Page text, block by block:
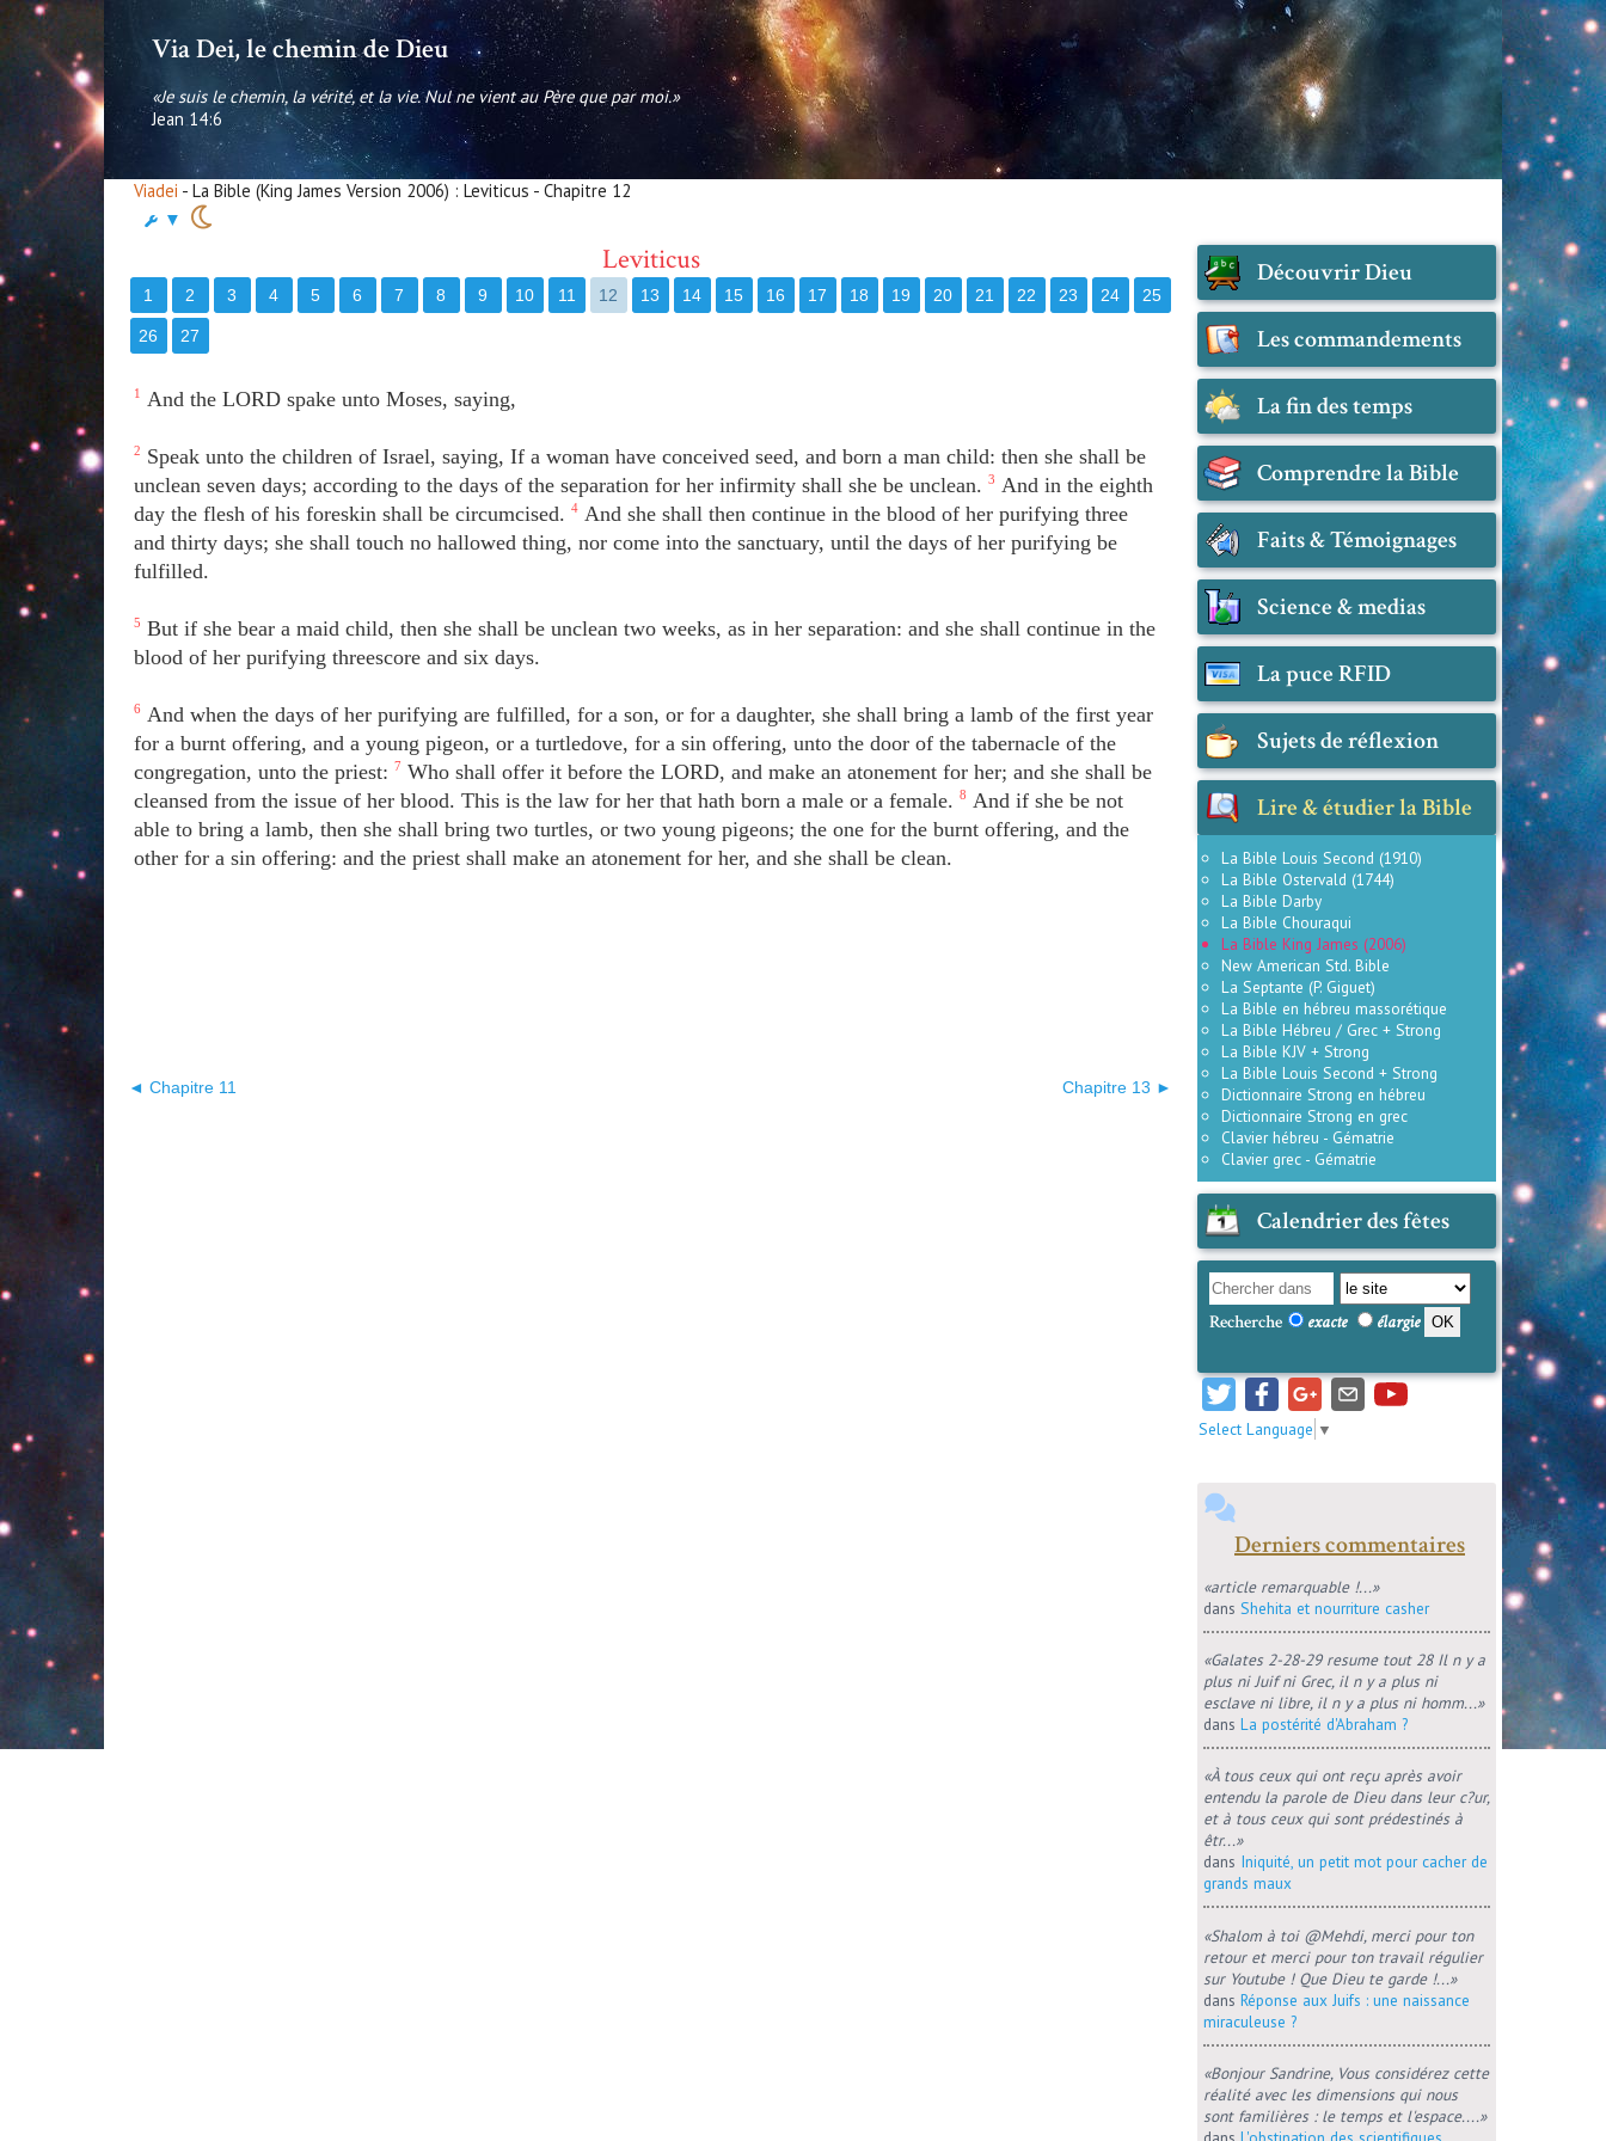
Via Dei, le chemin de Dieu
«Je suis le chemin, la vérité, et la vie. Nul ne vient au Père que par moi.»
Jean 14:6
Viadei - La Bible (King James Version 2006) : Leviticus - Chapitre 12
▼
Leviticus
1 2 3 4 5 6 7 8 9 10 11 12 13 14 15 16 17 18 19 20 21 22 23 24 25
26 27
1 And the LORD spake unto Moses, saying,
2
Speak unto the children of Israel, saying, If a woman have conceived seed, and born a man child: then she shall be
unclean seven days; according to the days of the separation for her infirmity shall she be unclean. 3 And in the eighth
day the flesh of his foreskin shall be circumcised. 4 And she shall then continue in the blood of her purifying three
and thirty days; she shall touch no hallowed thing, nor come into the sanctuary, until the days of her purifying be
fulfilled.
5 But if she bear a maid child, then she shall be unclean two weeks, as in her separation: and she shall continue in the
blood of her purifying threescore and six days.
6 And when the days of her purifying are fulfilled, for a son, or for a daughter, she shall bring a lamb of the first year
for a burnt offering, and a young pigeon, or a turtledove, for a sin offering, unto the door of the tabernacle of the
congregation, unto the priest: 7 Who shall offer it before the LORD, and make an atonement for her; and she shall be
cleansed from the issue of her blood. This is the law for her that hath born a male or a female. 8 And if she be not
able to bring a lamb, then she shall bring two turtles, or two young pigeons; the one for the burnt offering, and the
other for a sin offering: and the priest shall make an atonement for her, and she shall be clean.
◄ Chapitre 11 Chapitre 13 ►
Découvrir Dieu
Les commandements
La fin des temps
Comprendre la Bible
Faits & Témoignages
Science & medias
La puce RFID
Sujets de réflexion
Lire & étudier la Bible
La Bible Louis Second (1910)
La Bible Ostervald (1744)
La Bible Darby
La Bible Chouraqui
La Bible King James (2006)
New American Std. Bible
La Septante (P. Giguet)
La Bible en hébreu massorétique
La Bible Hébreu / Grec + Strong
La Bible KJV + Strong
La Bible Louis Second + Strong
Dictionnaire Strong en hébreu
Dictionnaire Strong en grec
Clavier hébreu - Gématrie
Clavier grec - Gématrie
Calendrier des fêtes
Recherche exacte élargie
Select Language ▼
Derniers commentaires
«article remarquable !...»
dans Shehita et nourriture casher
«Galates 2-28-29 resume tout 28 Il n y a
plus ni Juif ni Grec, il n y a plus ni
esclave ni libre, il n y a plus ni homm...»
dans La postérité d'Abraham ?
«À tous ceux qui ont reçu après avoir
entendu la parole de Dieu dans leur c?ur,
et à tous ceux qui sont prédestinés à
êtr...»
dans Iniquité, un petit mot pour cacher de
grands maux
«Shalom à toi @Mehdi, merci pour ton
retour et merci pour ton travail régulier
sur Youtube ! Que Dieu te garde !...»
dans Réponse aux Juifs : une naissance
miraculeuse ?
«Bonjour Sandrine, Vous considérez cette
réalité avec les dimensions qui nous
sont familières : le temps et l'espace....»